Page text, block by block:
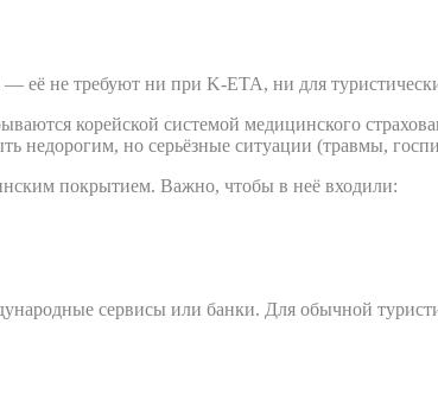
её не требуют ни при K-ETA, ни для
корейской системой медицинского
недорогим, но серьёзные ситуации (травмы,
покрытием. Важно, чтобы в неё входили:
сервисы или банки. Для обычной